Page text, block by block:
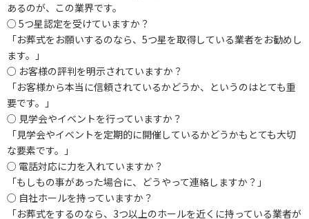
あるのが、この業界です。
○ 5つ星認定を受けていますか？
「お葬式をお願いするのなら、5つ星を取得している業者をお勧めし
ます。」
○ お客様の評判を明示されていますか？
「お客様から本当に信頼されているかどうか、というのはとても重
要です。」
○ 見学会やイベントを行っていますか？
「見学会やイベントを定期的に開催しているかどうかもとても大切
な要素です。」
○ 電話対応に力を入れていますか？
「もしもの事があった場合に、どうやって連絡しますか？」
○ 自社ホールを持っていますか？
「お葬式をするのなら、3つ以上のホールを近くに持っている業者が